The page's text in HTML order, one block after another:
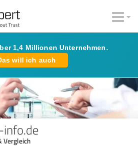
1,4 Millionen Unternehmen.
will ich auch
Vergleich